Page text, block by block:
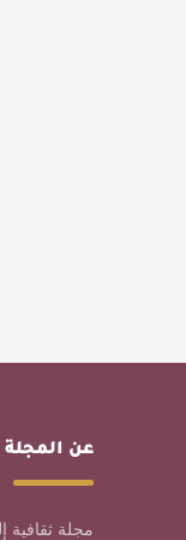
عن المجلة
مجلة ثقافية